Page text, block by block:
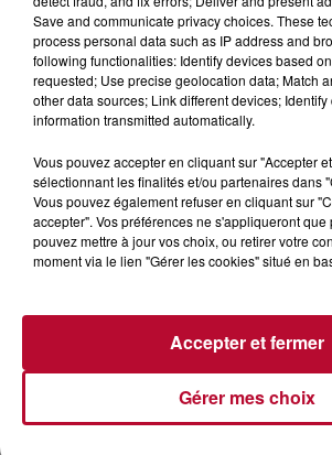
4 août 2026
HÉRAULT, PYRÉNÉES-
SPOTS DE SNORKELING À
Save and communicate privacy choices. These
process personal data such as IP address and
following functionalities: Identify devices based
requested; Use precise geolocation data; Match
other data sources; Link different devices;
information transmitted automatically.
Vous pouvez accepter en cliquant sur "Accepter
sélectionnant les finalités et/ou partenaires dans
Vous pouvez également refuser en cliquant sur
accepter". Vos préférences ne s'appliqueront que
pouvez mettre à jour vos choix, ou retirer votre
moment via le lien "Gérer les cookies" situé en
Gérer mes choix
Accepter et fermer